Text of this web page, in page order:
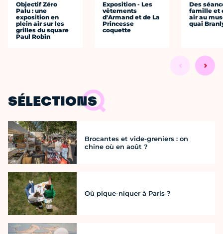
Objectif Zéro
Palu : une
exposition en
plein air sur les
grilles du square
Paul Robin
Exposition - Les
vêtements
d'Armand et de La
Princesse
coquette
Des
famille et
air au
quai
SÉLECTIONS
Brocantes et vide-greniers : on
chine où en août ?
Où pique-niquer à Paris ?